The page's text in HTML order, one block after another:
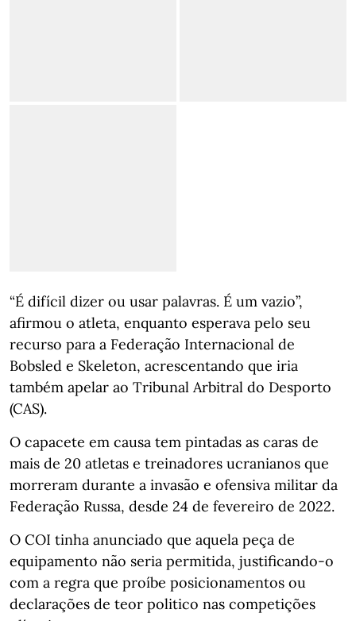
“É difícil dizer ou usar palavras. É um vazio”,
afirmou o atleta, enquanto esperava pelo seu
recurso para a Federação Internacional de
Bobsled e Skeleton, acrescentando que iria
também apelar ao Tribunal Arbitral do Desporto
(CAS).
O capacete em causa tem pintadas as caras de
mais de 20 atletas e treinadores ucranianos que
morreram durante a invasão e ofensiva militar da
Federação Russa, desde 24 de fevereiro de 2022.
O COI tinha anunciado que aquela peça de
equipamento não seria permitida, justificando-o
com a regra que proíbe posicionamentos ou
declarações de teor politico nas competições